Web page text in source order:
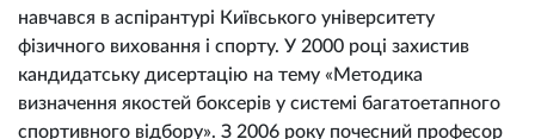
навчався в аспірантурі Київського університету
фізичного виховання і спорту. У 2000 році захистив
кандидатську дисертацію на тему «Методика
визначення якостей боксерів у системі багатоетапного
спортивного відбору». З 2006 року почесний професор